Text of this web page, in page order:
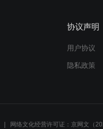
协议声明
用户协议
隐私政策
网络文化经营许可证：京网文（